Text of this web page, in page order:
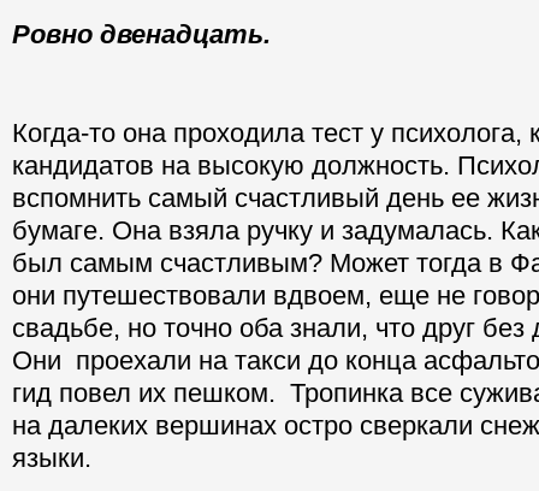
Ровно двенадцать.
Когда-то она проходила тест у
кандидатов на высокую должность.
вспомнить самый счастливый день ее
бумаге. Она взяла ручку и задумалась.
был самым счастливым? Может тогда в
они путешествовали вдвоем, еще не
свадьбе, но точно оба знали, что друг без
Они проехали на такси до конца
гид повел их пешком. Тропинка все
на далеких вершинах остро сверкали
языки.